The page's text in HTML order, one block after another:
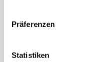
Präferenzen
Statistiken
Mittwoch, 4. Februar 2026,